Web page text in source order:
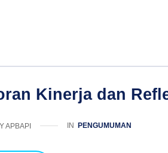
Kinerja dan
APBAPI IN PENGUMUMAN